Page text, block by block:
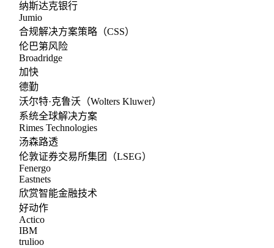
纳斯达克银行
Jumio
合规解决方案策略（CSS）
伦巴第风险
Broadridge
加快
德勤
沃尔特·克鲁沃（Wolters Kluwer）
系统全球解决方案
Rimes Technologies
汤森路透
伦敦证券交易所集团（LSEG）
Fenergo
Eastnets
欣赏智能金融技术
好动作
Actico
IBM
trulioo